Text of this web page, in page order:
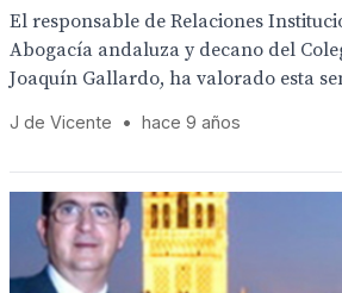
El responsable de Relaciones
Abogacía andaluza y decano del
Joaquín Gallardo, ha valorado esta
J de Vicente • hace 9 años